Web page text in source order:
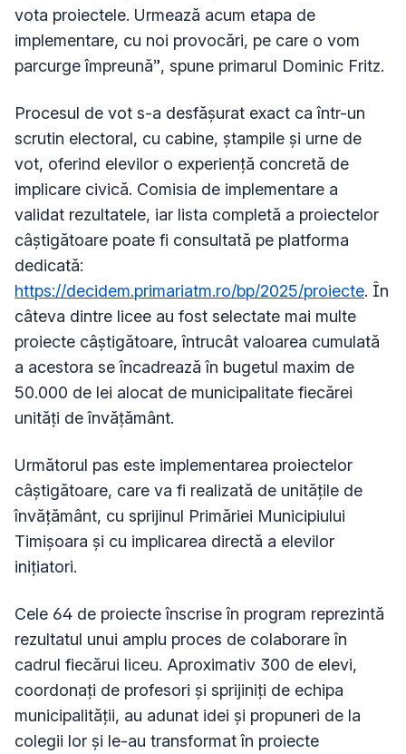
vota proiectele. Urmează acum etapa de
implementare, cu noi provocări, pe care o vom
parcurge împreună”, spune primarul Dominic Fritz.
Procesul de vot s-a desfășurat exact ca într-un
scrutin electoral, cu cabine, ștampile și urne de
vot, oferind elevilor o experiență concretă de
implicare civică. Comisia de implementare a
validat rezultatele, iar lista completă a proiectelor
câștigătoare poate fi consultată pe platforma
dedicată:
https://decidem.primariatm.ro/bp/2025/proiecte. În
câteva dintre licee au fost selectate mai multe
proiecte câștigătoare, întrucât valoarea cumulată
a acestora se încadrează în bugetul maxim de
50.000 de lei alocat de municipalitate fiecărei
unități de învățământ.
Următorul pas este implementarea proiectelor
câștigătoare, care va fi realizată de unitățile de
învățământ, cu sprijinul Primăriei Municipiului
Timișoara și cu implicarea directă a elevilor
inițiatori.
Cele 64 de proiecte înscrise în program reprezintă
rezultatul unui amplu proces de colaborare în
cadrul fiecărui liceu. Aproximativ 300 de elevi,
coordonați de profesori și sprijiniți de echipa
municipalității, au adunat idei și propuneri de la
colegii lor și le-au transformat în proiecte